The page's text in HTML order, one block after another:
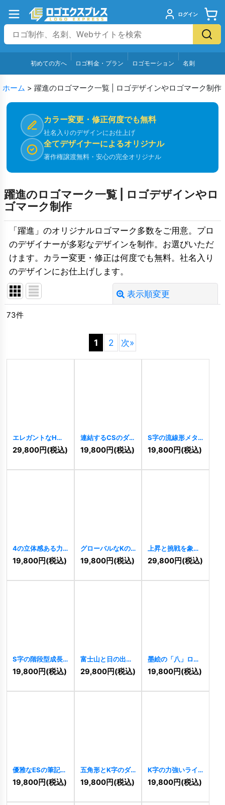
ログイン
初めての方へ ロゴ料金・プラン ロゴモーション 名刺
ホーム > 躍進のロゴマーク一覧 | ロゴデザインやロゴマーク制作
カラー変更・修正何度でも無料
社名入りのデザインにお仕上げ
全てデザイナーによるオリジナル
著作権譲渡無料・安心の完全オリジナル
躍進のロゴマーク一覧 | ロゴデザインやロ
ゴマーク制作
「躍進」のオリジナルロゴマーク多数をご用意。プロ
のデザイナーが多彩なデザインを制作。お選びいただ
けます。カラー変更・修正は何度でも無料。社名入り
のデザインにお仕上げします。
表示順変更
絞り込む
73件
1 2 次»
エレガントなH字
のロゴ [10210]
29,800円(税込)
連結するCSのダイ
ナーミックロゴ
10226 ]
19,800円(税込)
S字の流線形メタ
リックロゴ
10260]
19,800円(税込)
4の立体感ある力
強いロゴ [10258 ]
19,800円(税込)
グローバルなKの
ダイナミックロゴ
10269]
19,800円(税込)
上昇と挑戦を象徴
するダイナミック
ロゴ
11031]
29,800円(税込)
S字の階段型成長
ロゴ[10285]
19,800円(税込)
富士山と日の出の
グローバル成長ロ
[10286 ]
29,800円(税込)
墨絵の「八」ロゴ
[10189]
19,800円(税込)
優雅なESの筆記体
ロゴ[10196]
19,800円(税込)
五角形とK字のダ
イナミック先進ロ
ゴ [ 10200]
19,800円(税込)
K字の力強いライ
ン建設ロゴ
10202]
19,800円(税込)